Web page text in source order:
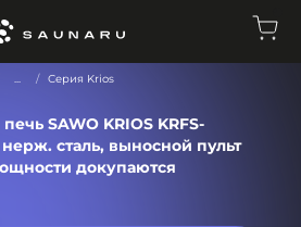
... Серия Krios
SAWO KRIOS KRFS-
нерж. сталь, выносной пульт
докупаются